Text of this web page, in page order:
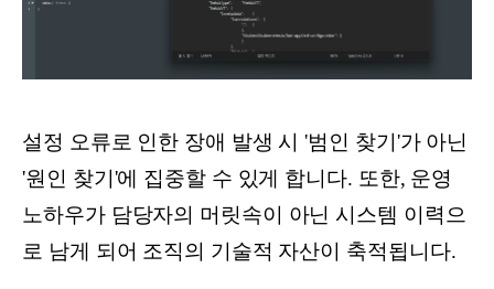
설정 오류로 인한 장애 발생 시 '범인 찾기'가 아닌
'원인 찾기'에 집중할 수 있게 합니다. 또한, 운영
노하우가 담당자의 머릿속이 아닌 시스템 이력으
로 남게 되어 조직의 기술적 자산이 축적됩니다.